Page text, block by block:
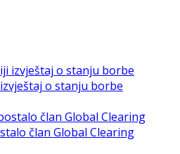
o stanju borbe
član Global Clearing